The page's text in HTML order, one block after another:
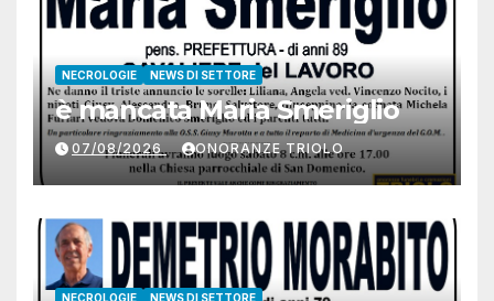
NECROLOGIE NEWS DI SETTORE
è mancata Maria Smeriglio
07/08/2026 ONORANZE TRIOLO
NECROLOGIE NEWS DI SETTORE